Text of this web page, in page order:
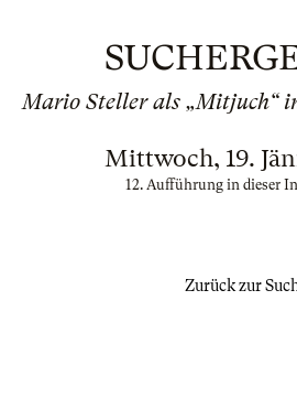
Mario Steller als „Mitjuch“
Mittwoch, 19.
12. Aufführung in dieser
Zurück zur